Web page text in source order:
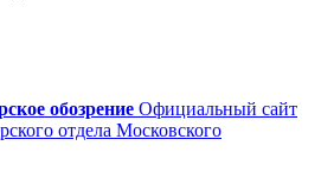
обозрение Официальный сайт
отдела Московского